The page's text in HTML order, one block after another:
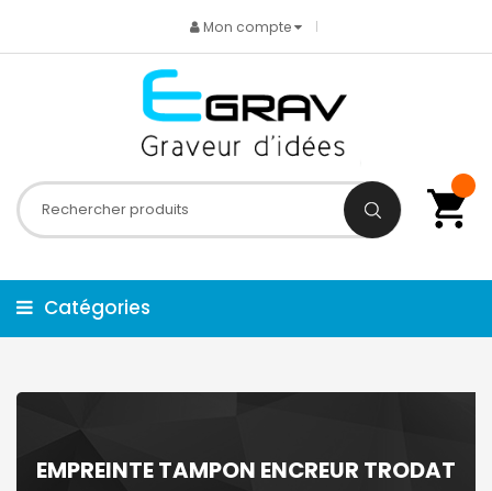
Mon compte
Catégories
EMPREINTE TAMPON ENCREUR TRODAT